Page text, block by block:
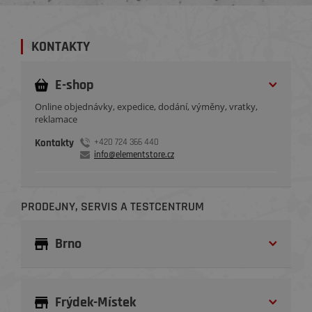
KONTAKTY
E-shop
Online objednávky, expedice, dodání, výměny, vratky,
reklamace
Kontakty
+420 724 366 440
info@elementstore.cz
PRODEJNY, SERVIS A TESTCENTRUM
Brno
Frýdek-Místek